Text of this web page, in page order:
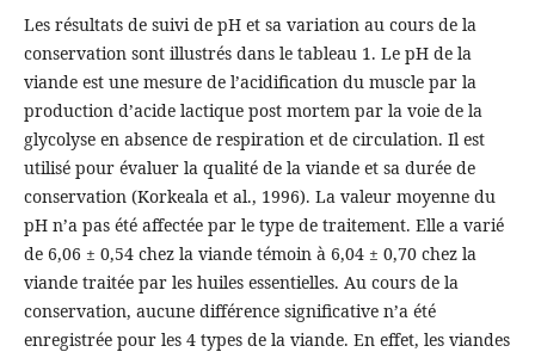
Les résultats de suivi de pH et sa variation au cours de la
conservation sont illustrés dans le tableau 1. Le pH de la
viande est une mesure de l’acidification du muscle par la
production d’acide lactique post mortem par la voie de la
glycolyse en absence de respiration et de circulation. Il est
utilisé pour évaluer la qualité de la viande et sa durée de
conservation (Korkeala et al., 1996). La valeur moyenne du
pH n’a pas été affectée par le type de traitement. Elle a varié
de 6,06 ± 0,54 chez la viande témoin à 6,04 ± 0,70 chez la
viande traitée par les huiles essentielles. Au cours de la
conservation, aucune différence significative n’a été
enregistrée pour les 4 types de la viande. En effet, les viandes